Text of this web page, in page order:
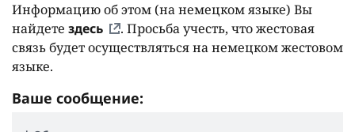
Информацию об этом (на немецком языке) Вы
найдете здесь
. Просьба учесть, что жестовая
связь будет осуществляться на немецком жестовом
языке.
Ваше сообщение: